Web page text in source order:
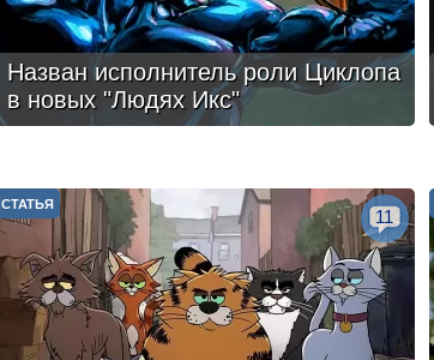
Назван исполнитель роли Циклопа
в новых "Людях Икс"
СТАТЬЯ
11